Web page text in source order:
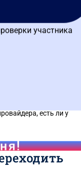
связанных с
торгах, без
и
поддерживают оба
44-ФЗ, а Диадок
есть ли у
участника